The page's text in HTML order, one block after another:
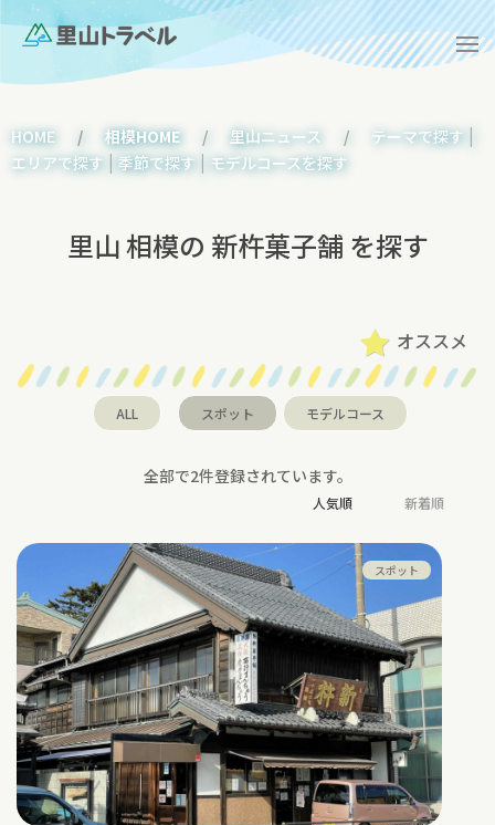
HOME 相模HOME 里山ニュース テーマで探す |
エリアで探す | 季節で探す | モデルコースを探す
里山 相模の 新杵菓子舗 を探す
オススメ
ALL スポット モデルコース
全部で2件登録されています。
人気順 新着順
スポット